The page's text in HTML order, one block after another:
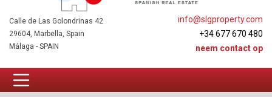
info@slgproperty.com
+34 677 670 480
neem contact op
Calle de Las Golondrinas 42
29604, Marbella, Spain
Málaga - SPAIN